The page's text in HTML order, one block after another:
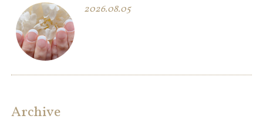
2026.08.05
Archive